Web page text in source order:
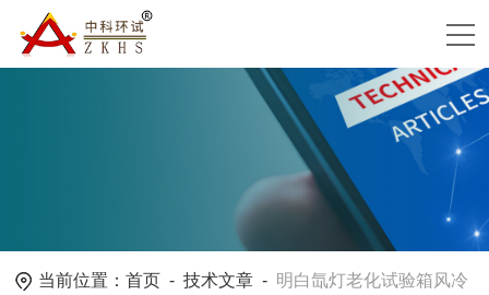
当前位置：首页 -技术文章 - 明白氙灯老化试验箱风冷